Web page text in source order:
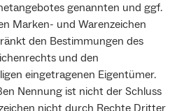
genannten und ggf.
Marken- und Warenzeichen
den Bestimmungen des
und den
eingetragenen Eigentümer.
Nennung ist nicht der Schluss